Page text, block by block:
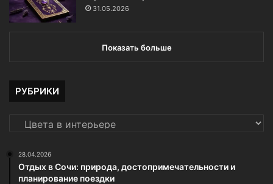
31.05.2026
Показать больше
РУБРИКИ
РУБРИКИ
28.04.2026
Отдых в Сочи: природа, достопримечательности и
планирование поездки